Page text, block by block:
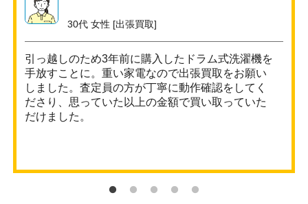
30代 女性 [出張買取]
引っ越しのため3年前に購入したドラム式洗濯機を
手放すことに。重い家電なので出張買取をお願い
しました。査定員の方が丁寧に動作確認をしてく
ださり、思っていた以上の金額で買い取っていた
だけました。